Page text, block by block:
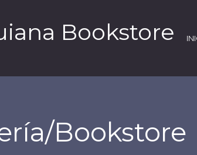
Bookstore
Bookstore